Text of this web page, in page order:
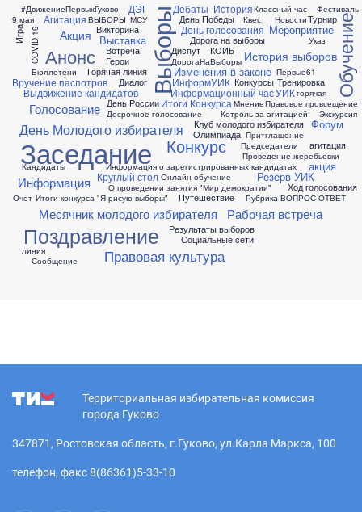
#ДвижениеПервыхГуково
9 мая
COVID-19
Агитация
Акция
Анонс
Бюллетени
ВЫБОРЫ
Викторина
Вручение паспотров
Встреча Выборы
Выдвижение кандидатов
Выставка
Герои
Голосование
Горячая линия
ДЭГ Дебаты
День Молодого избирателя
День Победы
День России
День голосования
Диалог
Диспут
Дорога на выборы
ДорогаНаВыборы
Досрочное голосование
Заседание
Игра
Изменения в законе
ИнформУИК
Информационный час
Информация
Информация о зарегистрированных кандидатах
История
История выборов
Итоги Конкурса
Итоги конкурса "Я рисую выборы"
КОИБ
Кандидаты
Квест
Классный час
Клуб молодого избирателя
Конкурс
Конкурсы
Котроль за агитацией
Круглый стол
МСУ
Мероприятие
Месячник молодого избирателя
Мнение
Новости
О проведении занятия "Мир демократии"
Обучение
Олимпиада
Онлайн-обучение
Очет
Первые61
Поздравление
Правовая культура
Правовое провсещение
Председатели
Притглашение
Проведение жеребьевки
Путешествие
Рабочая встреча
Резерв УИК
Результаты выборов
Рубрика ВОПРОС-ОТВЕТ
Сообщение
Социальные сети
Тренировка
Турнир
УИК
Указ
Фестиваль
Форум
Ход голосования
Экскурсия
агитация
акция
горячая
линия
Территориальная избирательная комиссия
города Гуково
347871, Ростовская область, г.Гуково, ул.Карла Маркса, 100
телефон, факс 8(86361)5-33-10